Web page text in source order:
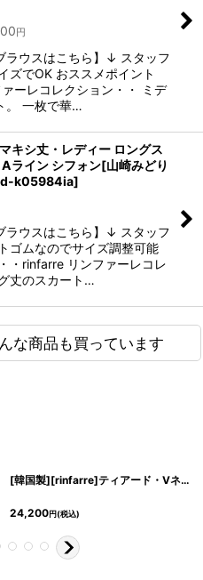
円
ラウスはこちら】↓ スタッフ
ズでOK おススメポイント
ーレコレクション・・ ミデ
。 一枚で華…
シ丈・レディー ロングス
ライン シフォン[山崎みどり
k05984ia]
ラウスはこちら】↓ スタッフ
ゴムなのでサイズ調整可能
・rinfarre リンファーレコレ
丈のスカート…
な商品も買っています
[韓国製][rinfarre]ティアード・Vネック・首元リボン・Aライン・フリル・マキシ丈・ロングドレス・ワンピース[黒木麗奈着用]《送料＆代引き手数料無料》
24,200円(税込)